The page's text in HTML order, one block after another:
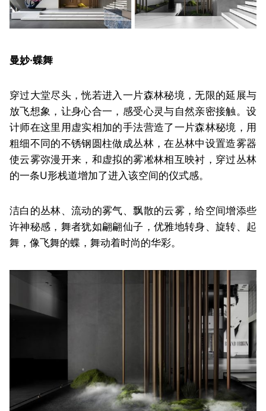
曼妙·蝶舞
穿过大堂尽头，恍若进入一片森林秘境，无限的延展与
放飞想象，让身心合一，感受心灵与自然亲密接触。设
计师在这里用虚实相加的手法营造了一片森林秘境，用
粗细不同的不锈钢圆柱做成丛林，在丛林中设置造雾器
使云雾弥漫开来，和虚拟的雾凇林相互映衬，穿过丛林
的一条U形栈道增加了进入该空间的仪式感。
洁白的丛林、流动的雾气、飘散的云雾，给空间增添些
许神秘感，舞者犹如翩翩仙子，优雅地转身、旋转、起
舞，像飞舞的蝶，舞动着时尚的华彩。